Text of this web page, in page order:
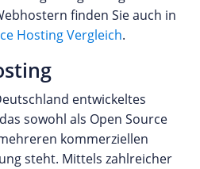
finden Sie auch in
Hosting Vergleich.
entwickeltes
sowohl als Open Source
kommerziellen
steht. Mittels zahlreicher